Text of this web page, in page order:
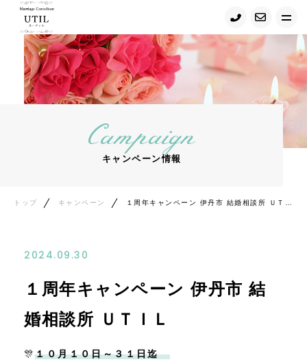
トップ
UTILの強み・Ｑ＆Ａ
キャンペーン情報
コンサルタント紹介
Campaign
キャンペーン情報
トップ キャンペーン
2024.09.30
１周年キャンペーン 伊丹市 結
婚相談所 ＵＴＩＬ
🎊１０月１０日～３１日迄